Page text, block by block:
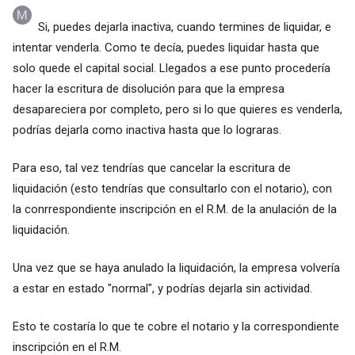
Si, puedes dejarla inactiva, cuando termines de liquidar, e
intentar venderla. Como te decía, puedes liquidar hasta que
solo quede el capital social. Llegados a ese punto procedería
hacer la escritura de disolución para que la empresa
desapareciera por completo, pero si lo que quieres es venderla,
podrías dejarla como inactiva hasta que lo lograras.
Para eso, tal vez tendrías que cancelar la escritura de
liquidación (esto tendrías que consultarlo con el notario), con
la conrrespondiente inscripción en el R.M. de la anulación de la
liquidación.
Una vez que se haya anulado la liquidación, la empresa volvería
a estar en estado "normal", y podrías dejarla sin actividad.
Esto te costaría lo que te cobre el notario y la correspondiente
inscripción en el R.M.